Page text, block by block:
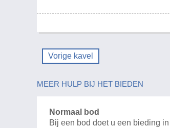
Vorige kavel
MEER HULP BIJ HET BIEDEN
Normaal bod
Bij een bod doet u een bieding